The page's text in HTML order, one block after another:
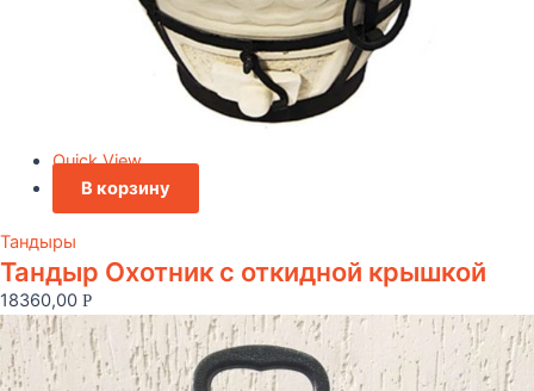
Quick View
В корзину
Тандыры
Тандыр Охотник c откидной крышкой
18360,00 Р